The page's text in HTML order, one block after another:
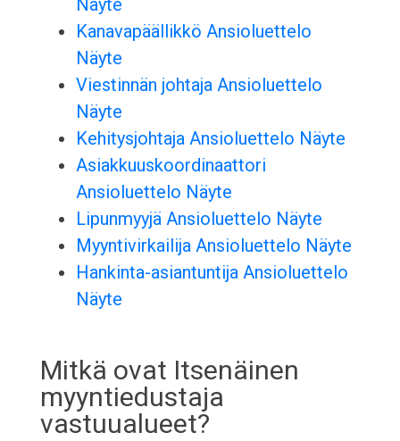
Näyte
Kanavapäällikkö Ansioluettelo
Näyte
Viestinnän johtaja Ansioluettelo
Näyte
Kehitysjohtaja Ansioluettelo Näyte
Asiakkuuskoordinaattori
Ansioluettelo Näyte
Lipunmyyjä Ansioluettelo Näyte
Myyntivirkailija Ansioluettelo Näyte
Hankinta-asiantuntija Ansioluettelo
Näyte
Mitkä ovat Itsenäinen
myyntiedustaja
vastuualueet?